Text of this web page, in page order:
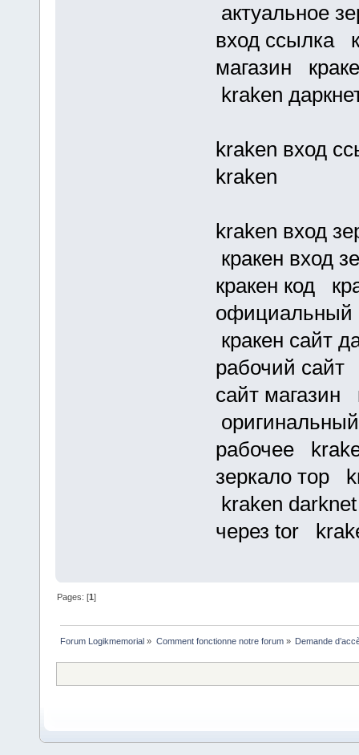
актуальное
вход ссылка
магазин
kraken
kraken вход
kraken
kraken вход
кракен вход
кракен код
официальный
кракен сайт
рабочий сайт
сайт магазин
рабочее
зеркало тор
kraken
через tor
Pages: [1]
Forum Logikmemorial » Comment fonctionne notre forum» Demande